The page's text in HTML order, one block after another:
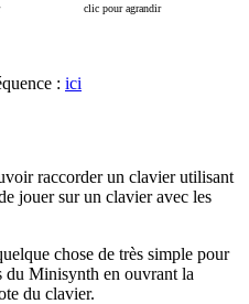
clic pour agrandir
: ici
raccorder un clavier utilisant
jouer sur un clavier avec les
chose de très simple pour
Minisynth en ouvrant la
du clavier.